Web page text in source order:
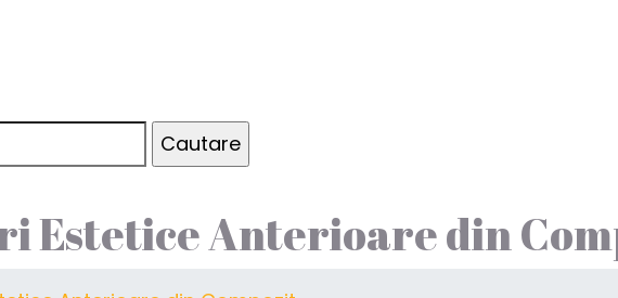
Estetice Anterioare din